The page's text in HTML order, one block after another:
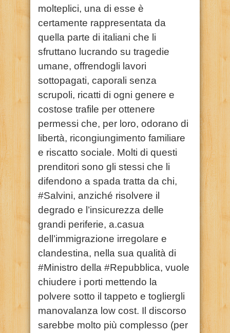
molteplici, una di esse è
certamente rappresentata da
quella parte di italiani che li
sfruttano lucrando su tragedie
umane, offrendogli lavori
sottopagati, caporali senza
scrupoli, ricatti di ogni genere e
costose trafile per ottenere
permessi che, per loro, odorano di
libertà, ricongiungimento familiare
e riscatto sociale. Molti di questi
prenditori sono gli stessi che li
difendono a spada tratta da chi,
#Salvini, anziché risolvere il
degrado e l’insicurezza delle
grandi periferie, a.casua
dell’immigrazione irregolare e
clandestina, nella sua qualità di
#Ministro della #Repubblica, vuole
chiudere i porti mettendo la
polvere sotto il tappeto e togliergli
manovalanza low cost. Il discorso
sarebbe molto più complesso (per